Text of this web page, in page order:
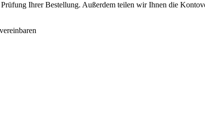
Ihrer Bestellung. Außerdem teilen wir Ihnen die
vereinbaren